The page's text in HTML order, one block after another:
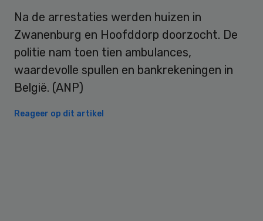
Na de arrestaties werden huizen in
Zwanenburg en Hoofddorp doorzocht. De
politie nam toen tien ambulances,
waardevolle spullen en bankrekeningen in
België. (ANP)
Reageer op dit artikel